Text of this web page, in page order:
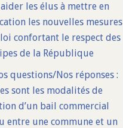
les élus à mettre en
les nouvelles mesures
confortant le respect des
de la République
questions/Nos réponses :
sont les modalités de
d’un bail commercial
entre une commune et un